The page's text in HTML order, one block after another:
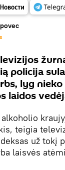
policija
lyg
laidos
teigia
už tokį
laisvės